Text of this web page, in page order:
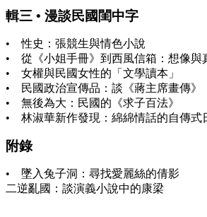
輯三 • 漫談民國閨中字
• 性史：張競生與情色小說
• 從《小姐手冊》到西風信箱：想像與
• 女權與民國女性的「文學讀本」
• 民國政治宣傳品：談《蔣主席畫傳》
• 無後為大：民國的《求子百法》
• 林淑華新作發現：綿綿情話的自傳式
附錄
• 墜入兔子洞：尋找愛麗絲的倩影
二逆亂國：談演義小說中的康梁